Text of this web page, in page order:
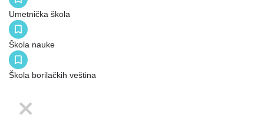
Umetnička škola
Škola nauke
Škola borilačkih veština